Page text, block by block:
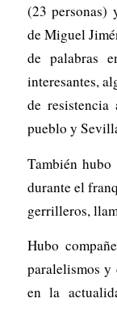
(23 personas)
de Miguel
de palabras
interesantes,
de resistencia
pueblo y
También
durante el
gerrilleros,
Hubo
paralelismos
en la